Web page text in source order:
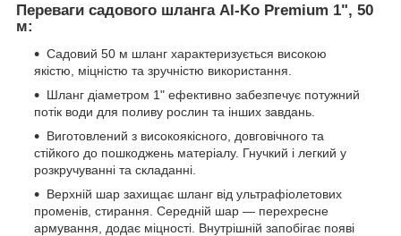
Переваги садового шланга Al-Ko Premium 1", 50
м:
Садовий 50 м шланг характеризується високою
якістю, міцністю та зручністю використання.
Шланг діаметром 1" ефективно забезпечує потужний
потік води для поливу рослин та інших завдань.
Виготовлений з високоякісного, довговічного та
стійкого до пошкоджень матеріалу. Гнучкий і легкий у
розкручуванні та складанні.
Верхній шар захищає шланг від ультрафіолетових
променів, стирання. Середній шар — перехресне
армування, додає міцності. Внутрішній запобігає появі